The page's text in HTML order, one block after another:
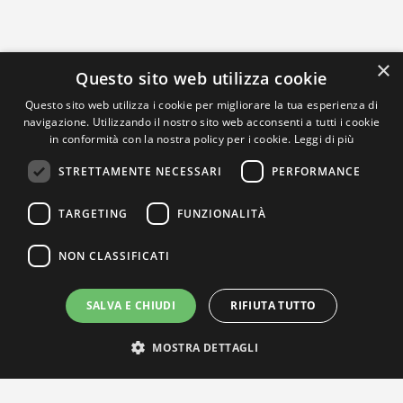
×
Questo sito web utilizza cookie
Questo sito web utilizza i cookie per migliorare la tua esperienza di
navigazione. Utilizzando il nostro sito web acconsenti a tutti i cookie
in conformità con la nostra policy per i cookie. Leggi di più
STRETTAMENTE NECESSARI PERFORMANCE
TARGETING FUNZIONALITÀ
NON CLASSIFICATI
SALVA E CHIUDI RIFIUTA TUTTO
MOSTRA DETTAGLI